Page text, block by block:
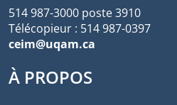
514 987-3000 poste 3910
Télécopieur : 514 987-0397
ceim@uqam.ca
À PROPOS